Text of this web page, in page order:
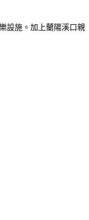
設施。加上蘭陽溪口親